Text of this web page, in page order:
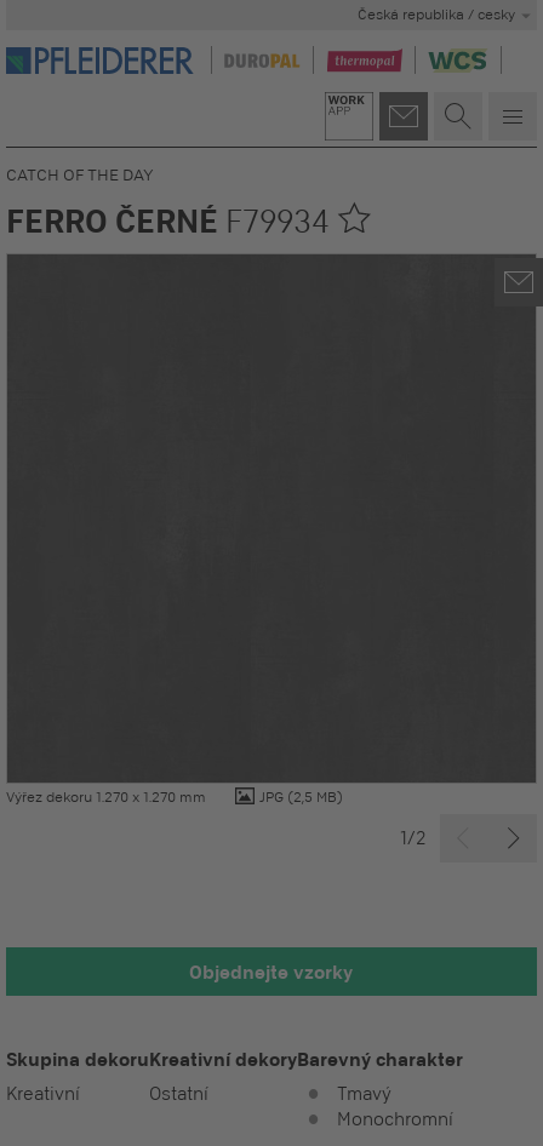
Česká republika / cesky
Výřez dekoru 1.270 x 1.270 mm JPG (2,5 MB)
1/2
CATCH OF THE DAY
FERRO ČERNÉ F79934
Objednejte vzorky
Skupina dekoru
Kreativní
Kreativní dekory
Ostatní
Barevný charakter
Tmavý
Monochromní